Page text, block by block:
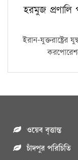
হরমুজ প্রণালি
ইরান-যুক্তরাষ্ট্রের
ওয়েব বৃত্তান্ত
চাঁদপুর পরিচিতি